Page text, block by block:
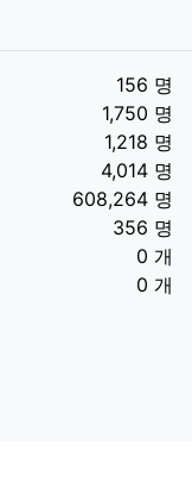
156 명
1,750 명
1,218 명
4,014 명
608,264 명
356 명
0 개
0 개